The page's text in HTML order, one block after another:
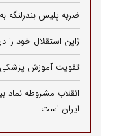
ضربه پلیس بندرلنگه
ژاپن استقلال خود را
تقویت آموزش
انقلاب مشروطه نماد
ایران است